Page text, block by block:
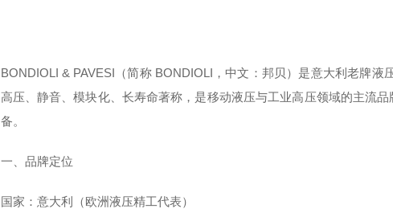
BONDIOLI & PAVESI（简称 BONDIOLI，中文：邦贝）是意大利老牌
高压、静音、模块化、长寿命著称，是移动液压与工业高压领域的主流
备。
一、品牌定位
国家：意大利（欧洲液压精工代表）